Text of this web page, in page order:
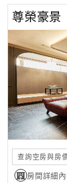
務
顧
客
意
度
訂
單
管
理
尊榮豪景
查詢空房與房
房間詳細